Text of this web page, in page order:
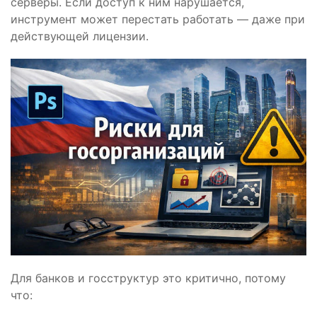
инструмент может перестать работать — даже при
действующей лицензии.
Для банков и госструктур это критично, потому
что: